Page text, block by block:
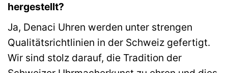
hergestellt?
Ja, Denaci Uhren werden unter strengen
Qualitätsrichtlinien in der Schweiz gefertigt.
Wir sind stolz darauf, die Tradition der